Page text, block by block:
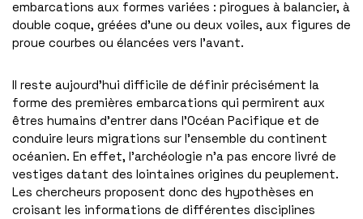
embarcations aux formes variées : pirogues à balancier, à
double coque, gréées d’une ou deux voiles, aux figures de
proue courbes ou élancées vers l’avant.
Il reste aujourd’hui difficile de définir précisément la
forme des premières embarcations qui permirent aux
êtres humains d’entrer dans l’Océan Pacifique et de
conduire leurs migrations sur l’ensemble du continent
océanien. En effet, l’archéologie n’a pas encore livré de
vestiges datant des lointaines origines du peuplement.
Les chercheurs proposent donc des hypothèses en
croisant les informations de différentes disciplines